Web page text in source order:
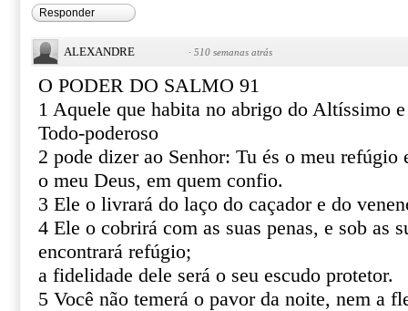
Responder
ALEXANDRE · 510 semanas atrás
O PODER DO SALMO 91
1 Aquele que habita no abrigo do Altíssimo
Todo-poderoso
2 pode dizer ao Senhor: Tu és o meu refúgio
o meu Deus, em quem confio.
3 Ele o livrará do laço do caçador e do
4 Ele o cobrirá com as suas penas, e sob as
encontrará refúgio;
a fidelidade dele será o seu escudo protetor.
5 Você não temerá o pavor da noite, nem a